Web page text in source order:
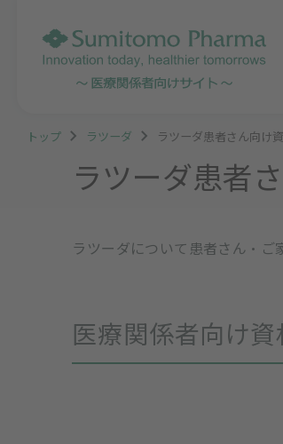
トップ ラツーダ ラツーダ患者さん向け
ラツーダ患者
ラツーダについて患者さん・ご
医療関係者向け資